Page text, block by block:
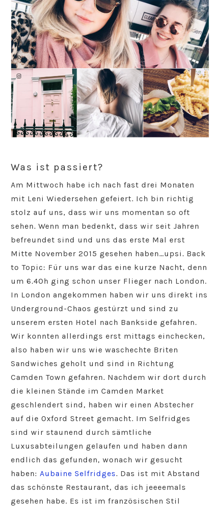
Was ist passiert?
Am Mittwoch habe ich nach fast drei Monaten
mit Leni Wiedersehen gefeiert. Ich bin richtig
stolz auf uns, dass wir uns momentan so oft
sehen. Wenn man bedenkt, dass wir seit Jahren
befreundet sind und uns das erste Mal erst
Mitte November 2015 gesehen haben…upsi. Back
to Topic: Für uns war das eine kurze Nacht, denn
um 6.40h ging schon unser Flieger nach London.
In London angekommen haben wir uns direkt ins
Underground-Chaos gestürzt und sind zu
unserem ersten Hotel nach Bankside gefahren.
Wir konnten allerdings erst mittags einchecken,
also haben wir uns wie waschechte Briten
Sandwiches geholt und sind in Richtung
Camden Town gefahren. Nachdem wir dort durch
die kleinen Stände im Camden Market
geschlendert sind, haben wir einen Abstecher
auf die Oxford Street gemacht. Im Selfridges
sind wir staunend durch sämtliche
Luxusabteilungen gelaufen und haben dann
endlich das gefunden, wonach wir gesucht
haben:Aubaine Selfridges. Das ist mit Abstand
das schönste Restaurant, das ich jeeeemals
gesehen habe. Es ist im französischen Stil